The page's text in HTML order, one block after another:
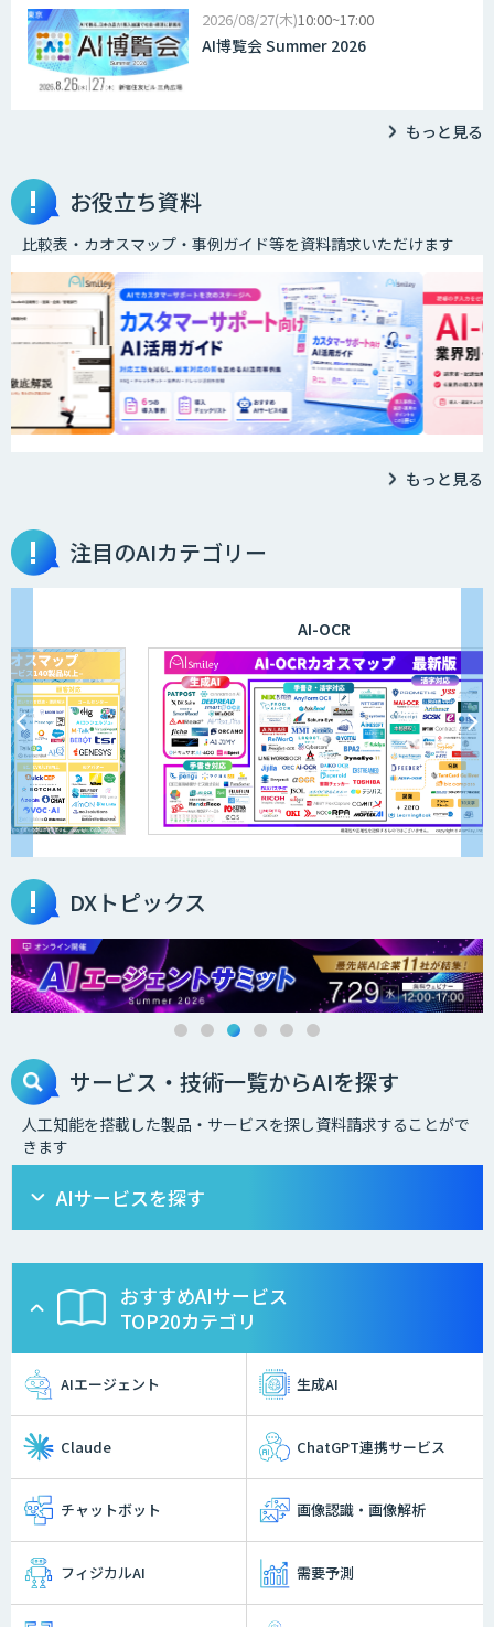
2026 08/27(木)10:00~17:00
AI博覧会 Summer 2026
もっと見る
お役立ち資料
比較表・カオスマップ・事例ガイド等を資料請求いただけます
もっと見る
注目のAIカテゴリー
DXトピックス
サービス・技術一覧からAIを探す
人工知能を搭載した製品・サービスを探し資料請求することがで
きます
AIサービスを探す
おすすめAIサービス
TOP20カテゴリ
AIエージェント 生成AI
Claude ChatGPT連携サービス
チャットボット 画像認識・画像解析
フィジカルAI 需要予測